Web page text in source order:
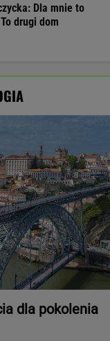
Dla mnie to
drugi dom
dla pokolenia